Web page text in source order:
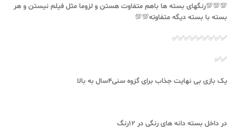
💯💯💯رنگهای بسته ها باهم متفاوت هستن و لزوما مثل فیلم نیستن و هر
بسته با بسته دیگه متفاوته💯💯
✅✅✅✅✅✅✅✅✅
✅✅
یک بازی بی نهایت جذاب برای گزوه سنی۴سال به بالا
در داخل بسته دانه های رنگی در ۱۲رنگ